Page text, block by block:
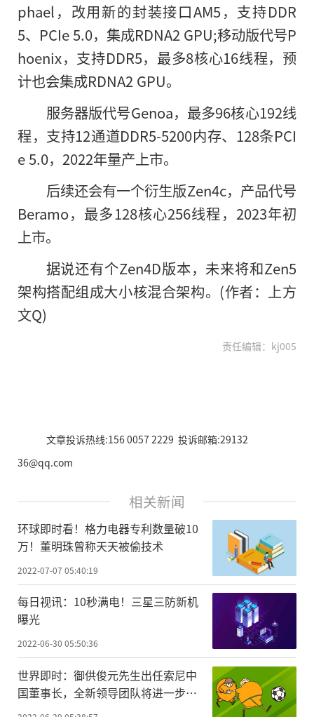
phael，改用新的封装接口AM5，支持DDR
5、PCIe 5.0，集成RDNA2 GPU;移动版代号P
hoenix，支持DDR5，最多8核心16线程，预
计也会集成RDNA2 GPU。
服务器版代号Genoa，最多96核心192线
程，支持12通道DDR5-5200内存、128条PCI
e 5.0，2022年量产上市。
后续还会有一个衍生版Zen4c，产品代号
Beramo，最多128核心256线程，2023年初
上市。
据说还有个Zen4D版本，未来将和Zen5
架构搭配组成大小核混合架构。(作者：上方
文Q)
责任编辑：kj005
文章投诉热线:156 0057 2229 投诉邮箱:29132
36@qq.com
相关新闻
环球即时看！格力电器专利数量破10
万！董明珠曾称天天被偷技术
2022-07-07 05:40:19
每日视讯：10秒满电！三星三防新机
曝光
2022-06-30 05:50:36
世界即时：御供俊元先生出任索尼中
国董事长，全新领导团队将进一步强
化中国市场战略地位